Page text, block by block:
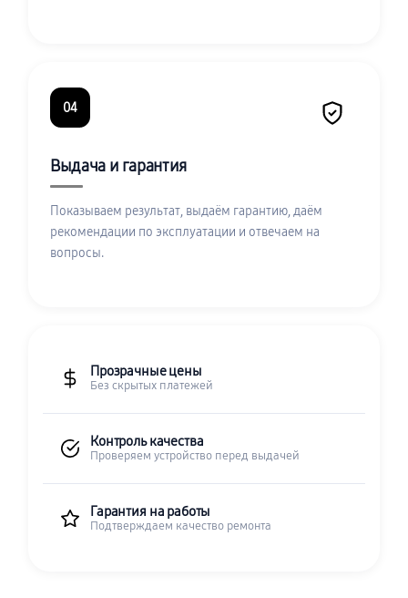
04
Выдача и гарантия
Показываем результат, выдаём гарантию, даём
рекомендации по эксплуатации и отвечаем на
вопросы.
Прозрачные цены
Без скрытых платежей
Контроль качества
Проверяем устройство перед выдачей
Гарантия на работы
Подтверждаем качество ремонта